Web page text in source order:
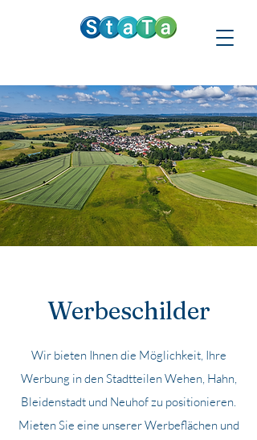
Werbeschilder
Wir bieten Ihnen die Möglichkeit, Ihre
Werbung in den Stadtteilen Wehen, Hahn,
Bleidenstadt und Neuhof zu positionieren.
Mieten Sie eine unserer Werbeflächen und